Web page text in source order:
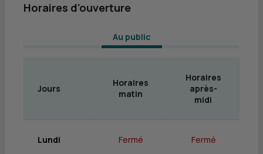
Horaires d'ouverture
Au public
Jours
Horaires
matin
Horaires
après-
midi
Lundi Fermé Fermé